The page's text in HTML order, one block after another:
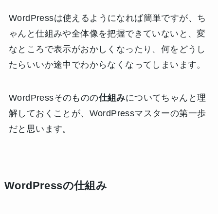
WordPressは使えるようになれば簡単ですが、ち
ゃんと仕組みや全体像を把握できていないと、変
なところで表示がおかしくなったり、何をどうし
たらいいか途中でわからなくなってしまいます。
WordPressそのものの仕組みについてちゃんと理
解しておくことが、WordPressマスターの第一歩
だと思います。
WordPressの仕組み